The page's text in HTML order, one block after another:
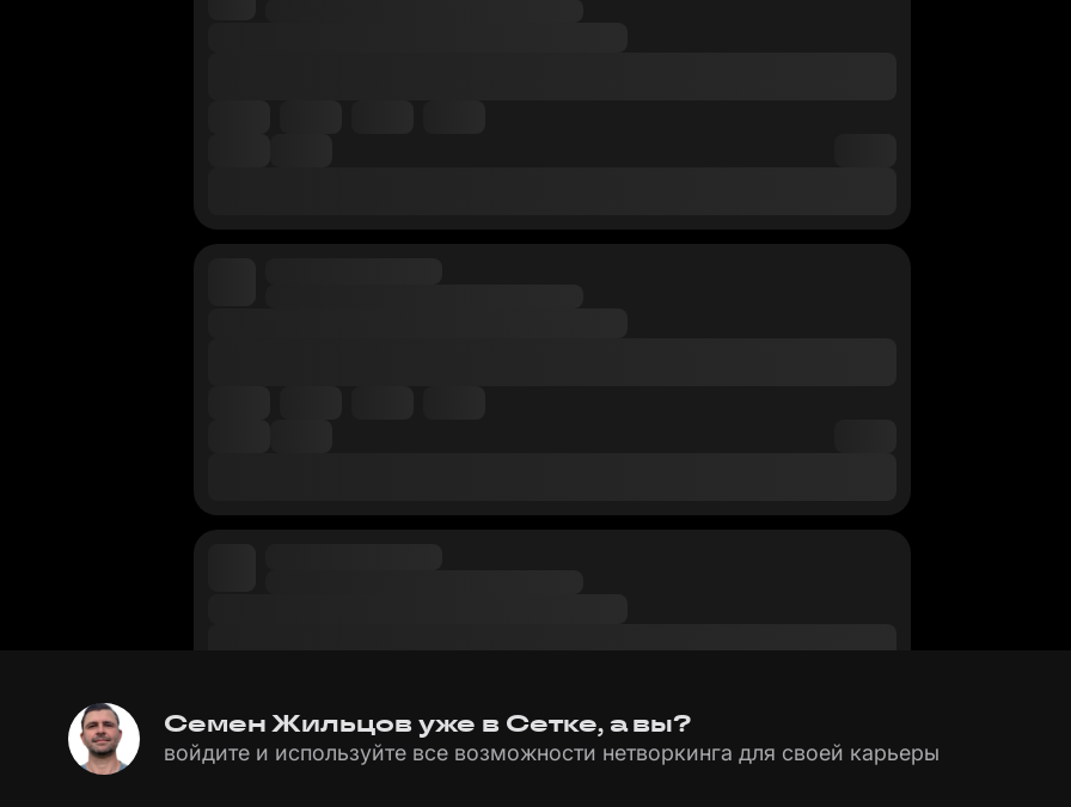
Семен Жильцов уже в Сетке, а вы?
войдите и используйте все возможности нетворкинга для своей карьеры